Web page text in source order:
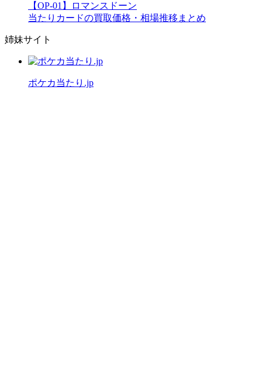
【OP-01】ロマンスドーン
当たりカードの買取価格・相場推移まとめ
姉妹サイト
ポケカ当たり.jp